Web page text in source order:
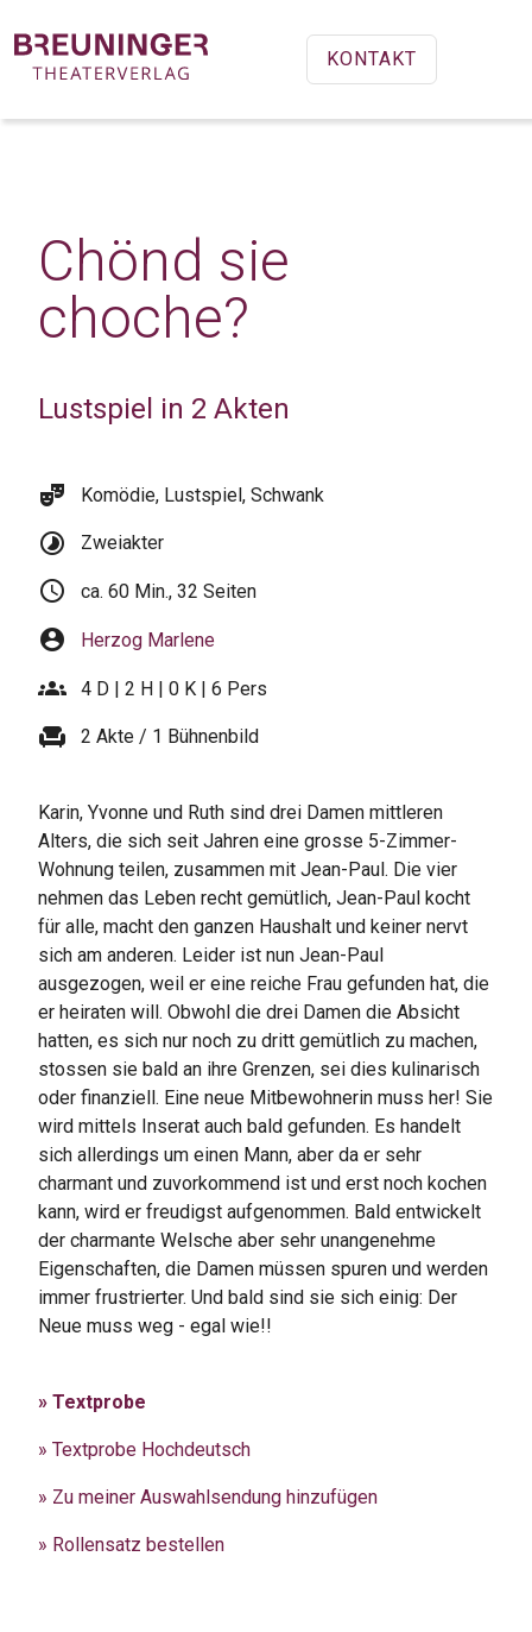
KONTAKT
Chönd sie
choche?
Lustspiel in 2 Akten
theater_comedy Komödie, Lustspiel, Schwank
timelapse Zweiakter
schedule ca. 60 Min., 32 Seiten
account_circle Herzog Marlene
groups 4 D | 2 H | 0 K | 6 Pers
chair 2 Akte / 1 Bühnenbild
Karin, Yvonne und Ruth sind drei Damen mittleren
Alters, die sich seit Jahren eine grosse 5-Zimmer-
Wohnung teilen, zusammen mit Jean-Paul. Die vier
nehmen das Leben recht gemütlich, Jean-Paul kocht
für alle, macht den ganzen Haushalt und keiner nervt
sich am anderen. Leider ist nun Jean-Paul
ausgezogen, weil er eine reiche Frau gefunden hat, die
er heiraten will. Obwohl die drei Damen die Absicht
hatten, es sich nur noch zu dritt gemütlich zu machen,
stossen sie bald an ihre Grenzen, sei dies kulinarisch
oder finanziell. Eine neue Mitbewohnerin muss her! Sie
wird mittels Inserat auch bald gefunden. Es handelt
sich allerdings um einen Mann, aber da er sehr
charmant und zuvorkommend ist und erst noch kochen
kann, wird er freudigst aufgenommen. Bald entwickelt
der charmante Welsche aber sehr unangenehme
Eigenschaften, die Damen müssen spuren und werden
immer frustrierter. Und bald sind sie sich einig: Der
Neue muss weg - egal wie!!
» Textprobe
» Textprobe Hochdeutsch
» Zu meiner Auswahlsendung hinzufügen
» Rollensatz bestellen